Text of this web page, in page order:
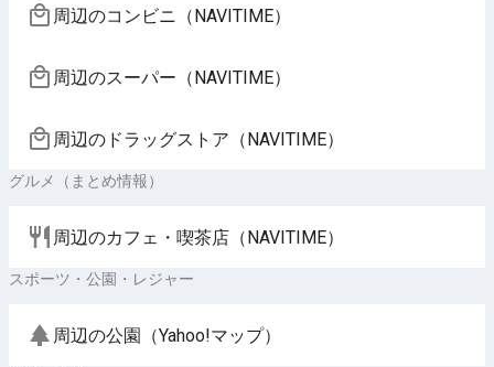
周辺のコンビニ（NAVITIME）
周辺のスーパー（NAVITIME）
周辺のドラッグストア（NAVITIME）
グルメ（まとめ情報）
周辺のカフェ・喫茶店（NAVITIME）
スポーツ・公園・レジャー
周辺の公園（Yahoo!マップ）